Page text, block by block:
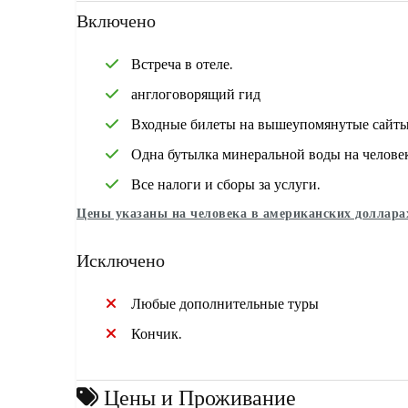
Включено
Встреча в отеле.
англоговорящий гид
Входные билеты на вышеупомянутые
Одна бутылка минеральной воды на
Все налоги и сборы за услуги.
Цены указаны на человека в американских
Исключено
Любые дополнительные туры
Кончик.
Цены и Проживание